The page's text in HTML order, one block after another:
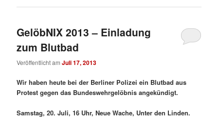
GelöbNIX 2013 – Einladung
zum Blutbad
Veröffentlicht amJuli 17, 2013
Wir haben heute bei der Berliner Polizei ein Blutbad aus
Protest gegen das Bundeswehrgelöbnis angekündigt.
Samstag, 20. Juli, 16 Uhr, Neue Wache, Unter den Linden.